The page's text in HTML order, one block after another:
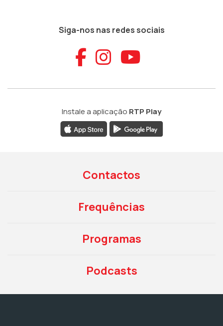
Siga-nos nas redes sociais
Aceder ao
Aceder ao
Aceder
Instale a aplicação RTP Play
Contactos
Frequências
Programas
Podcasts